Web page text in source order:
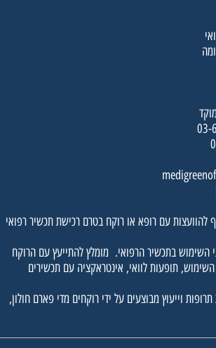
להוועצות עם רופא או רוקח בטרם רכישת תכשיר רפואי
השימוש בתכשיר הרפואי. מומלץ להתייעץ עם הרוקח
תופעות לוואי, אינטראקציה עם תכשירים
וייעוץ מבוצעים על ידי רוקחים מדי פארם חולון,